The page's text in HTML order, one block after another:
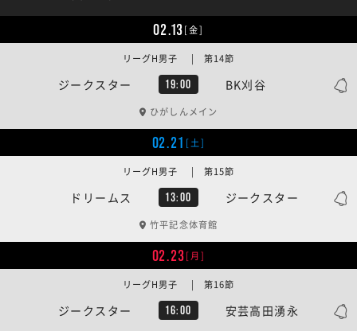
02.13[金]
ジークスター 19:00 BK刈谷
リーグH男子 | 第14節
ひがしんメイン
02.21 [土]
ドリームス 13:00 ジークスター
リーグH男子 | 第15節
竹平記念体育館
02.23[月]
ジークスター 16:00 安芸高田湧永
リーグH男子 | 第16節